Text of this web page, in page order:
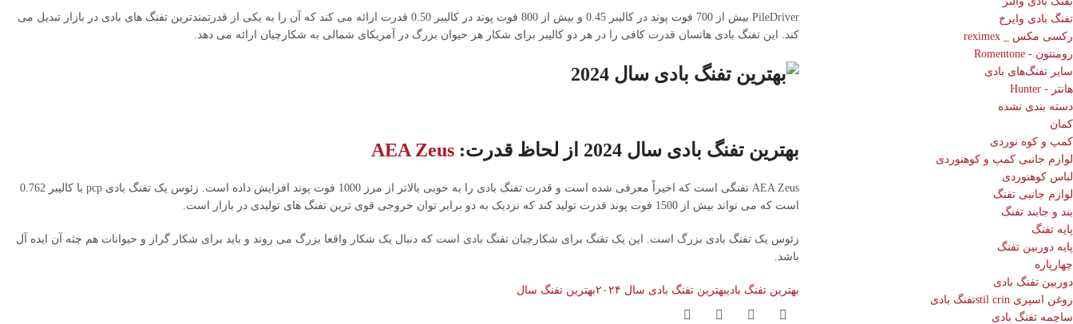
تفنگ بادی وایرخ
رکسی مکس _ reximex
رومنتون - Romentone
سایر تفنگ‌های بادی
هانتر - Hunter
دسته بندی نشده
کمان
کمپ و کوه نوردی
لوازم جانبی کمپ و کوهنوردی
لباس کوهنوردی
لوازم جانبی تفنگ
بند و جابند تفنگ
پایه تفنگ
پایه دوربین تفنگ
چهارپاره
دوربین تفنگ بادی
روغن اسپری stil crinتفنگ بادی
ساچمه تفنگ بادی
PileDriver بیش از 700 فوت پوند در کالیبر 0.45 و بیش از 800 فوت پوند در کالیبر 0.50 قدرت ارائه می کند که آن را به یکی از قدرتمندترین تفنگ های بادی در بازار تبدیل می
کند. این تفنگ بادی هاتسان قدرت کافی را در هر دو کالیبر برای شکار هر حیوان بزرگ در آمریکای شمالی به شکارچیان ارائه می دهد.
بهترین تفنگ بادی سال 2024 از لحاظ قدرت: AEA Zeus
AEA Zeus تفنگی است که اخیراً معرفی شده است و قدرت تفنگ بادی را به خوبی بالاتر از مرز 1000 فوت پوند افزایش داده است. زئوس یک تفنگ بادی pcp با کالیبر 0.762
است که می تواند بیش از 1500 فوت پوند قدرت تولید کند که نزدیک به دو برابر توان خروجی قوی ترین تفنگ های تولیدی در بازار است.
زئوس یک تفنگ بادی بزرگ است. این یک تفنگ برای شکارچیان تفنگ بادی است که دنبال یک شکار واقعا بزرگ می روند و باید برای شکار گراز و حیوانات هم چثه آن ایده آل
باشد.
بهترین تفنگ بادیبهترین تفنگ بادی سال ۲۰۲۴ بهترین تفنگ سال